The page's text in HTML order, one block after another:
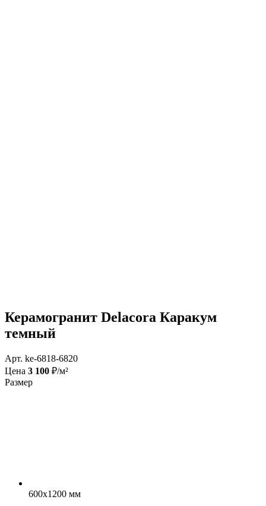
Керамогранит Delacora Каракум
темный
Арт. ke-6818-6820
Цена 3 100 ₽/м²
Размер
600x1200 мм